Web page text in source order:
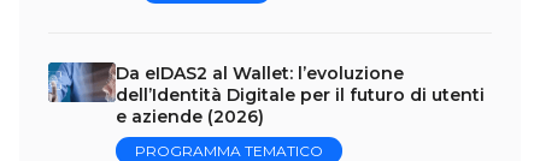
Da eIDAS2 al Wallet: l’evoluzione
dell’Identità Digitale per il futuro di utenti
e aziende (2026)
PROGRAMMA TEMATICO